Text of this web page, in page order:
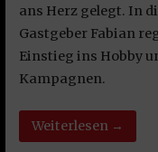
ans Herz gelegt. In
Gastgeber Fabian
Einstieg ins Hobby
Kampagnen.
Weiterlesen →